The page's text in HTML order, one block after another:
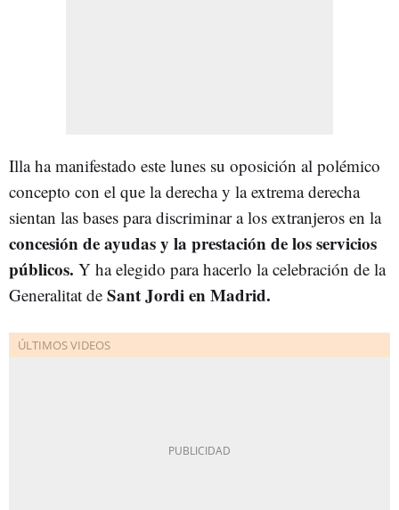
Illa ha manifestado este lunes su oposición al polémico
concepto con el que la derecha y la extrema derecha
sientan las bases para discriminar a los extranjeros en la
concesión de ayudas y la prestación de los servicios
públicos. Y ha elegido para hacerlo la celebración de la
Generalitat de Sant Jordien Madrid.